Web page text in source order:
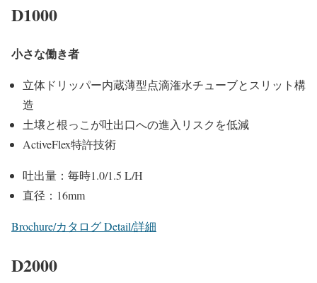
D1000
小さな働き者
立体ドリッパー内蔵薄型点滴潅水チューブとスリット構
造
土壌と根っこが吐出口への進入リスクを低減
ActiveFlex特許技術
吐出量：毎時1.0/1.5 L/H
直径：16mm
Brochure/カタログDetail/詳細
D2000